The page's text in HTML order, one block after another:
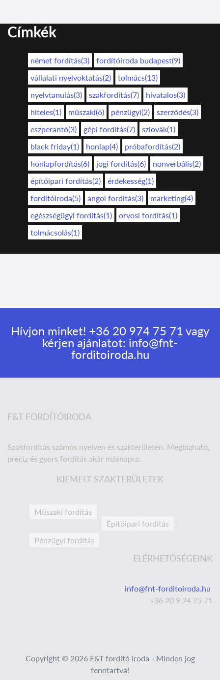
Címkék
német fordítás(3)
fordítóiroda budapest(9)
vállalati nyelvoktatás(2)
tolmács(13)
nyelvtanulás(3)
szakfordítás(7)
hivatalos(3)
hiteles(1)
műszaki(6) pénzügyi(2)
szerződés(3)
eszperantó(3)
gépi fordítás(7)
szlovák(1)
black friday(1)
honlap(4)
próbafordítás(2)
honlapfordítás(6)
jogi fordítás(6)
nonverbális(2)
építőipari fordítás(2)
érdekesség(1)
fordítóiroda(5)
angol fordítás(3)
marketing(4)
egészségügyi fordítás(1)
orvosi fordítás(1)
tolmácsolás(1)
Hívjon minket! +36 20 974 75 71 vagy
kérjen ajánlatot: info@fnt-
forditoiroda.hu
F&T FORDÍTÓIRODA
Szakfordítás számos nyelven és szakterületen. Megbízható,
precíz és gyors fordítás akár másnapra.
KIEMELT SZAKTERÜLETEK
Műszaki fordítás
Építőipari fordítás
Pénzügyi fordítás
ELÉRHETŐSÉGEINK
info@fnt-forditoiroda.hu
+36 20 9 74 75 71
Copyright © 2026 F&T fordító iroda - Minden jog
fenntartva!